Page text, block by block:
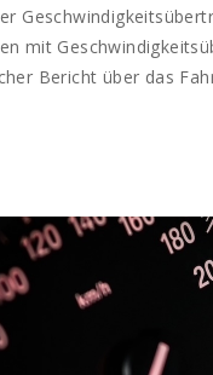
mit
Bericht über das